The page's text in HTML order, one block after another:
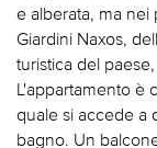
e alberata, ma nei
Giardini Naxos,
turistica del
L'appartamento è
quale si accede a
bagno. Un